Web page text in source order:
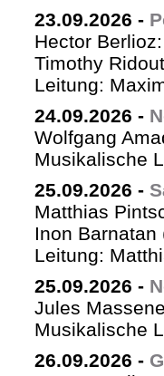
23.09.2026 -
Hector
Timothy
Leitung:
24.09.2026 -
Wolfgang
Musikalische
25.09.2026 -
Matthias
Inon
Leitung:
25.09.2026 -
Jules
Musikalische
26.09.2026 -